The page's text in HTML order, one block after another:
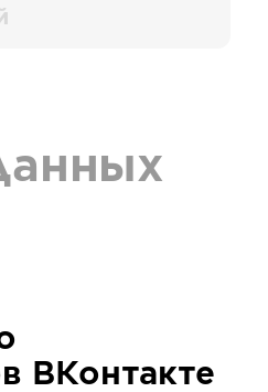
ВКонтакте